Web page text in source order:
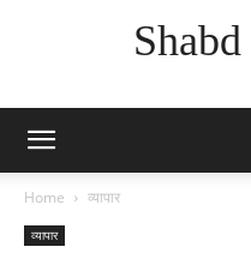
Home व्यापार
व्यापार